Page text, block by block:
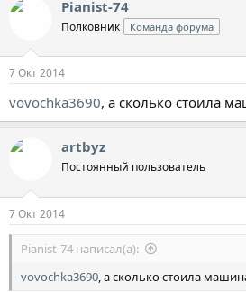
Pianist-74
Полковник Команда форума
7 Окт 2014
vovochka3690, а сколько стоила
artbyz
Постоянный пользователь
7 Окт 2014
Pianist-74 написал(а):
vovochka3690 , а сколько стоила